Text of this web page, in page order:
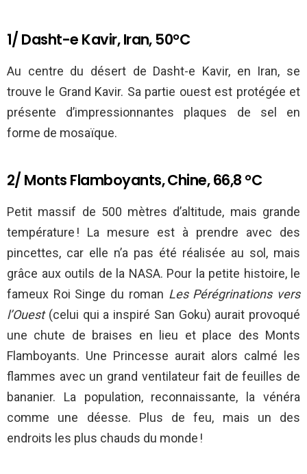
1/ Dasht-e Kavir, Iran, 50°C
Au centre du désert de Dasht-e Kavir, en Iran, se
trouve le Grand Kavir. Sa partie ouest est protégée et
présente d’impressionnantes plaques de sel en
forme de mosaïque.
2/ Monts Flamboyants, Chine, 66,8 °C
Petit massif de 500 mètres d’altitude, mais grande
température ! La mesure est à prendre avec des
pincettes, car elle n’a pas été réalisée au sol, mais
grâce aux outils de la NASA. Pour la petite histoire, le
fameux Roi Singe du roman Les Pérégrinations vers
l’Ouest(celui qui a inspiré San Goku) aurait provoqué
une chute de braises en lieu et place des Monts
Flamboyants. Une Princesse aurait alors calmé les
flammes avec un grand ventilateur fait de feuilles de
bananier. La population, reconnaissante, la vénéra
comme une déesse. Plus de feu, mais un des
endroits les plus chauds du monde !